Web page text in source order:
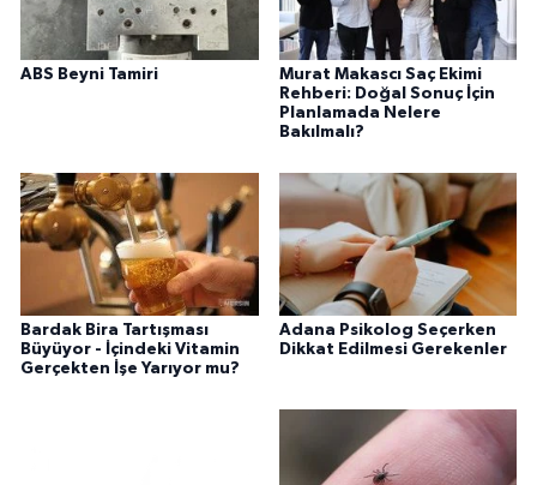
ABS Beyni Tamiri
Murat Makascı Saç Ekimi
Rehberi: Doğal Sonuç İçin
Planlamada Nelere
Bakılmalı?
Bardak Bira Tartışması
Büyüyor - İçindeki Vitamin
Gerçekten İşe Yarıyor mu?
Adana Psikolog Seçerken
Dikkat Edilmesi Gerekenler